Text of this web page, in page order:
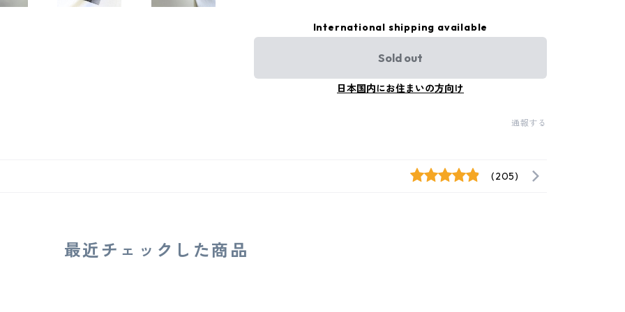
International shipping available
Sold out
日本国内にお住まいの方向け
通報する
(205)
最近チェックした商品